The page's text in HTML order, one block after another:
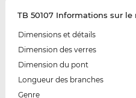
TB 50107 Informations sur le
Dimensions et détails
Dimension des verres
Dimension du pont
Longueur des branches
Genre